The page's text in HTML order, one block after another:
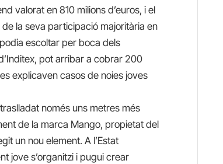
valorat en 810 milions d’euros, i el
la seva participació majoritària en
escoltar per boca dels
pot arribar a cobrar 200
explicaven casos de noies joves
només uns metres més
de la marca Mango, propietat del
un nou element. A l’Estat
jove s’organitzi i pugui crear